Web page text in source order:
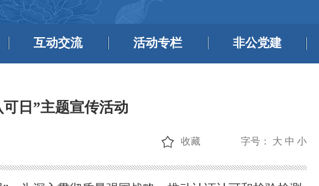
互动交流 活动专栏 非公党建
日”主题宣传活动
字号： 大 中 小
收藏